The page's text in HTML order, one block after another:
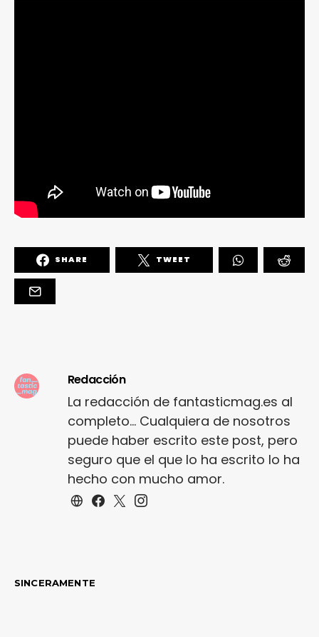
SHARE TWEET
Redacción
La redacción de fantasticmag.es al
completo... Cualquiera de nosotros
puede haber escrito este post, pero
seguro que el que lo ha escrito lo ha
hecho con mucho amor.
SINCERAMENTE